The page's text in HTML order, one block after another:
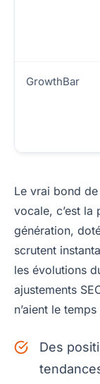
GrowthBar
Le vrai bond
vocale, c’est la
génération,
scrutent
les évolutions
ajustements
n’aient le
Des